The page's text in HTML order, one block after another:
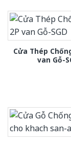
Cửa Thép
van Gỗ-